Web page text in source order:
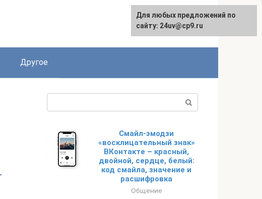
Другое
Смайл-эмодзи
«восклицательный знак»
ВКонтакте – красный,
двойной, сердце, белый:
код смайла, значение и
расшифровка
Общение
Для любых предложений по
сайту: 24uv@cp9.ru